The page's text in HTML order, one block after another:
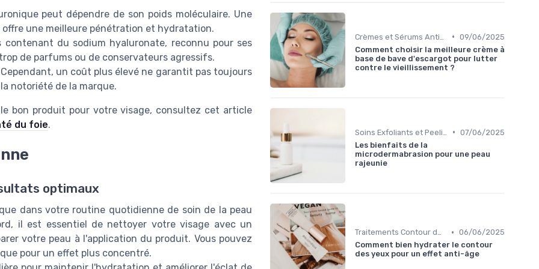
peut dépendre de son poids moléculaire. Une
une meilleure pénétration et hydratation.
du sodium hyaluronate, reconnu pour ses
de parfums ou de conservateurs agressifs.
un coût plus élevé ne garantit pas toujours
notoriété de la marque.
bon produit pour votre visage, consultez cet article
du foie.
optimaux
dans votre routine quotidienne de soin de la peau
il est essentiel de nettoyer votre visage avec un
votre peau à l'application du produit. Vous pouvez
pour un effet plus concentré.
• 09/06/2025
Comment choisir la meilleure crème à
base de bave d'escargot pour lutter
contre le vieillissement ?
• 07/06/2025
Les bienfaits de la
microdermabrasion pour une peau
rajeunie
Traitements Contour des Yeux • 06/06/2025
Comment bien hydrater le contour
des yeux pour un effet anti-âge